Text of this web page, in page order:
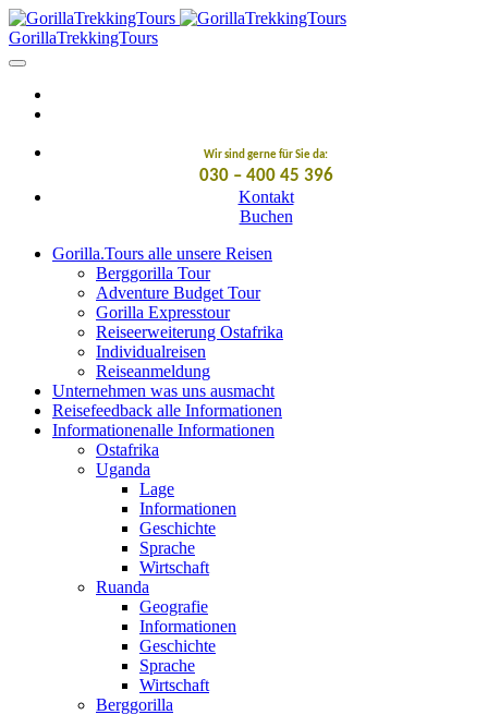
GorillaTrekkingTours
Wir sind gerne für Sie da:
030 – 400 45 396
Kontakt
Buchen
Gorilla.Tours alle unsere Reisen
Berggorilla Tour
Adventure Budget Tour
Gorilla Expresstour
Reiseerweiterung Ostafrika
Individualreisen
Reiseanmeldung
Unternehmen was uns ausmacht
Reisefeedback alle Informationen
Informationenalle Informationen
Ostafrika
Uganda
Lage
Informationen
Geschichte
Sprache
Wirtschaft
Ruanda
Geografie
Informationen
Geschichte
Sprache
Wirtschaft
Berggorilla